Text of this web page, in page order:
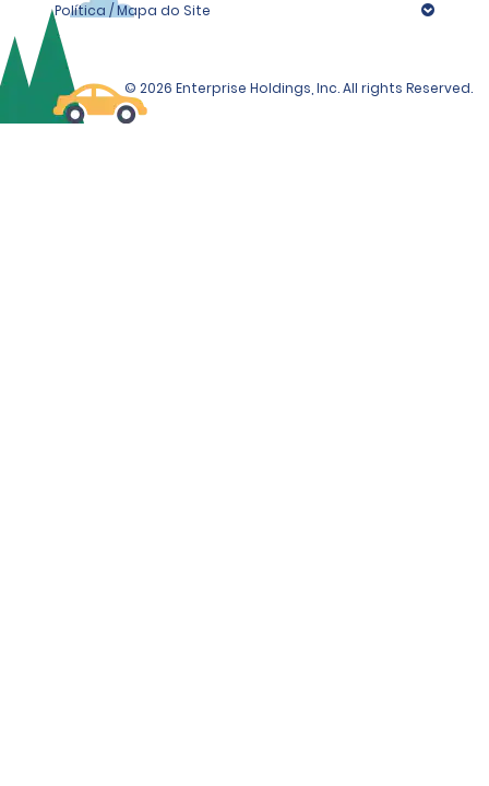
Política / Mapa do Site
© 2026 Enterprise Holdings, Inc. All rights Reserved.